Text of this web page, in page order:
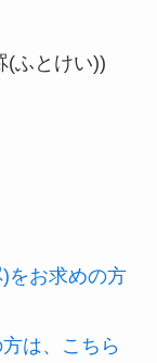
(ふとけい))
をお求めの方
は、こちら